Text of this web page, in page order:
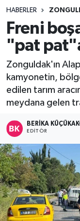
HABERLER
Freni
"pat
Zonguldak'ın
kamyonetin,
edilen tarım
meydana gelen
BERIKA
EDITÖR
Alaplı
Asayiş
Bartın
Bolu
ÇEVRE
BİLİM VE
Tüm
Son Dakika
Haber Arşivi